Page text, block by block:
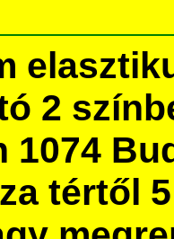
2
1074
tértől